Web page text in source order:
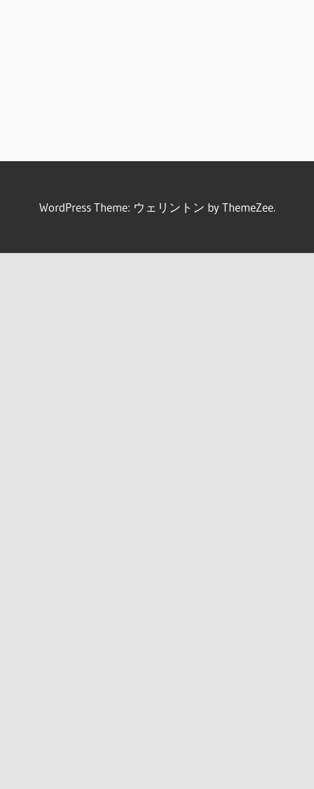
WordPress Theme: ウェリントン by ThemeZee.